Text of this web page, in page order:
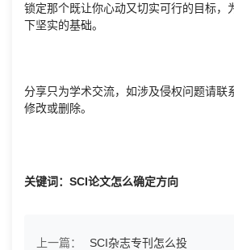
锁定那个既让你心动又切实可行的目标，
下坚实的基础。
分享只为学术交流，如涉及侵权问题请联
修改或删除。
关键词：SCI论文怎么确定方向
上一篇：
SCI杂志专刊怎么投